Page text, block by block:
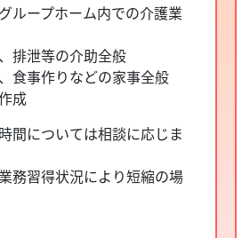
ループホーム内での介護業
排泄等の介助全般
食事作りなどの家事全般
成
間については相談に応じま
務習得状況により短縮の場